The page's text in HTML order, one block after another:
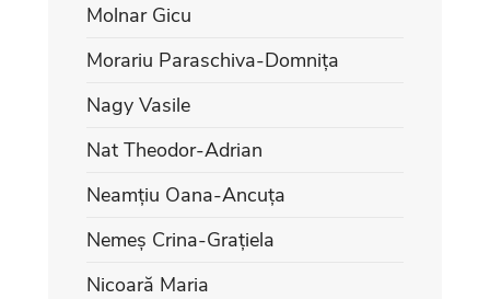
Molnar Gicu
Morariu Paraschiva-Domnița
Nagy Vasile
Nat Theodor-Adrian
Neamțiu Oana-Ancuța
Nemeș Crina-Grațiela
Nicoară Maria